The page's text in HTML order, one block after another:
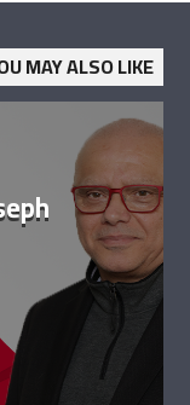
MAY ALSO LIKE